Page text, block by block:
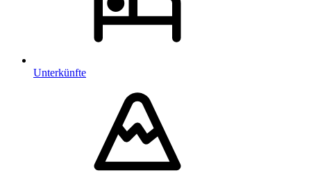
Unterkünfte